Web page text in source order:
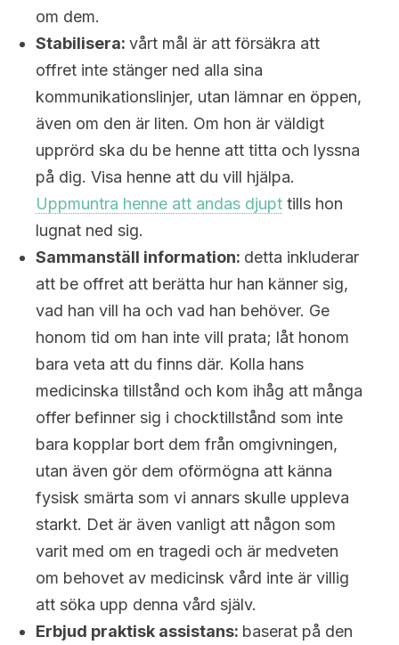
om dem.
Stabilisera: vårt mål är att försäkra att
offret inte stänger ned alla sina
kommunikationslinjer, utan lämnar en öppen,
även om den är liten. Om hon är väldigt
upprörd ska du be henne att titta och lyssna
på dig. Visa henne att du vill hjälpa.
Uppmuntra henne att andas djupt tills hon
lugnat ned sig.
Sammanställ information: detta inkluderar
att be offret att berätta hur han känner sig,
vad han vill ha och vad han behöver. Ge
honom tid om han inte vill prata; låt honom
bara veta att du finns där. Kolla hans
medicinska tillstånd och kom ihåg att många
offer befinner sig i chocktillstånd som inte
bara kopplar bort dem från omgivningen,
utan även gör dem oförmögna att känna
fysisk smärta som vi annars skulle uppleva
starkt. Det är även vanligt att någon som
varit med om en tragedi och är medveten
om behovet av medicinsk vård inte är villig
att söka upp denna vård själv.
Erbjud praktisk assistans: baserat på den